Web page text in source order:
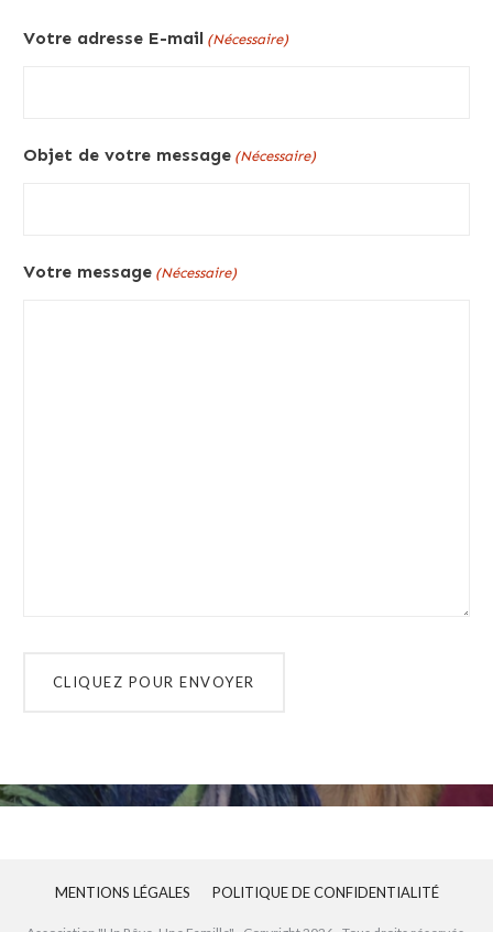
Votre adresse E-mail (Nécessaire)
Objet de votre message (Nécessaire)
Votre message (Nécessaire)
MENTIONS LÉGALES POLITIQUE DE CONFIDENTIALITÉ